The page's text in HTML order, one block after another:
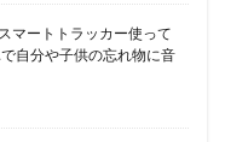
マートトラッカー使って
自分や子供の忘れ物に音